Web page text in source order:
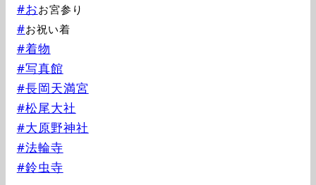
#おお宮参り
#お祝い着
#着物
#写真館
#長岡天満宮
#松尾大社
#大原野神社
#法輪寺
#鈴虫寺